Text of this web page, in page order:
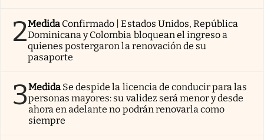
2Medida Confirmado | Estados Unidos, República
Dominicana y Colombia bloquean el ingreso a
quienes postergaron la renovación de su
pasaporte
3Medida Se despide la licencia de conducir para las
personas mayores: su validez será menor y desde
ahora en adelante no podrán renovarla como
siempre